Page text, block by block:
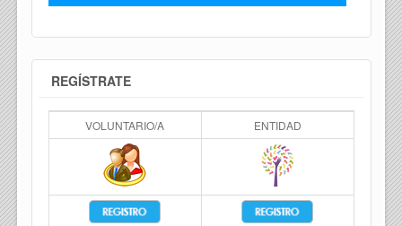
REGÍSTRATE
VOLUNTARIO/A ENTIDAD